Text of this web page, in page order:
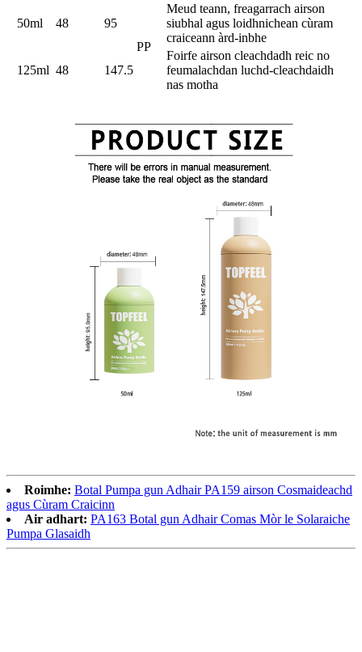
50ml 48
95
PP
Meud teann, freagarrach airson
siubhal agus loidhnichean cùram
craiceann àrd-inbhe
125ml 48 147.5
Foirfe airson cleachdadh reic no
feumalachdan luchd-cleachdaidh
nas motha
Roimhe: Botal Pumpa gun Adhair PA159 airson Cosmaideachd
agus Cùram Craicinn
Air adhart: PA163 Botal gun Adhair Comas Mòr le Solaraiche
Pumpa Glasaidh